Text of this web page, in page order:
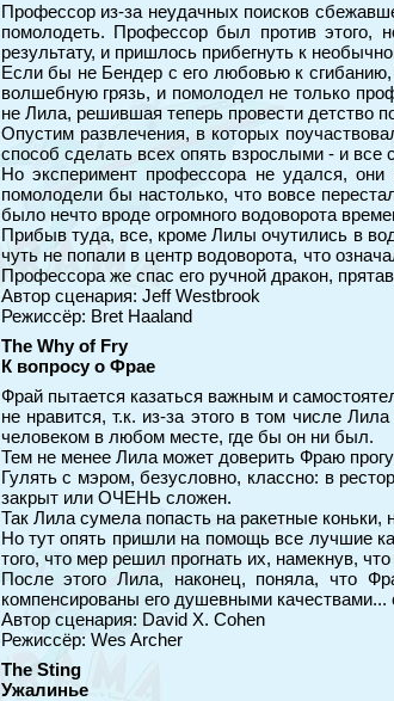
Профессор из-за неудачных поисков
помолодеть. Профессор был против
результату, и пришлось прибегнуть к
Если бы не Бендер с его любовью к
волшебную грязь, и помолодел не только
не Лила, решившая теперь провести детство
Опустим развлечения, в которых
способ сделать всех опять взрослыми - и все
Но эксперимент профессора не удался,
помолодели бы настолько, что вовсе
было нечто вроде огромного водоворота
Прибыв туда, все, кроме Лилы очутились в
чуть не попали в центр водоворота, что
Профессора же спас его ручной дракон,
Автор сценария: Jeff Westbrook
Режиссёр: Bret Haaland
The Why of Fry
К вопросу о Фрае
Фрай пытается казаться важным и
не нравится, т.к. из-за этого в том числе
человеком в любом месте, где бы он ни был.
Тем не менее Лила может доверить Фраю
Гулять с мэром, безусловно, классно: в
закрыт или ОЧЕНЬ сложен.
Так Лила сумела попасть на ракетные
Но тут опять пришли на помощь все лучшие
того, что мер решил прогнать их, намекнув,
После этого Лила, наконец, поняла, что
компенсированы его душевными
Автор сценария: David X. Cohen
Режиссёр: Wes Archer
The Sting
Ужалинье